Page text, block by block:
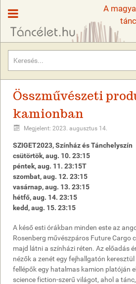
A
Összművészeti
kamionban
Megjelent: 2023. augusztus 14.
SZIGET2023, Színház és Tánchelyszín
csütörtök, aug. 10. 23:15
péntek, aug. 11. 23:15T
szombat, aug. 12. 23:15
vasárnap, aug. 13. 23:15
hétfő, aug. 14. 23:15
kedd, aug. 15. 23:15
A késő esti órákban minden este az
Rosenberg művészpáros Future Cargo
majd látni a színházi réten. Az előadás
nézők a zenét egy fejhallgatón
fellépők egy hatalmas kamion platóján
science fiction-szerű világot, ahol a